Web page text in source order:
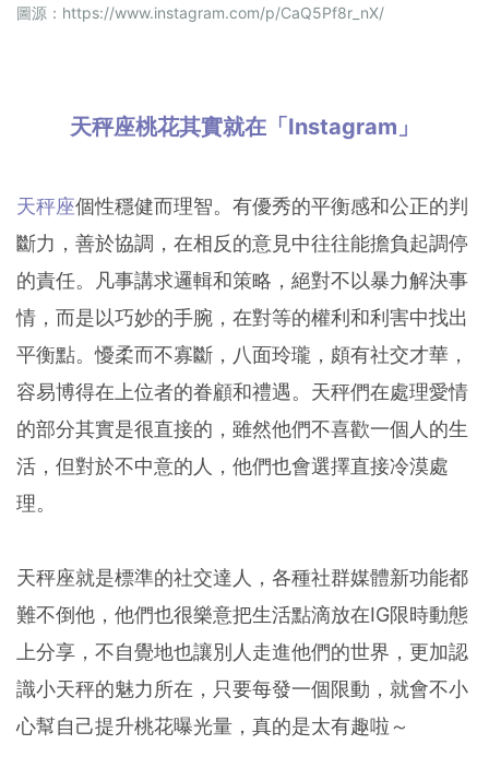
圖源： https://www.instagram.com/p/CaQ5Pf8r_nX/
天秤座桃花其實就在「Instagram」
天秤座個性穩健而理智。有優秀的平衡感和公正的判
斷力，善於協調，在相反的意見中往往能擔負起調停
的責任。凡事講求邏輯和策略，絕對不以暴力解決事
情，而是以巧妙的手腕，在對等的權利和利害中找出
平衡點。懮柔而不寡斷，八面玲瓏，頗有社交才華，
容易博得在上位者的眷顧和禮遇。天秤們在處理愛情
的部分其實是很直接的，雖然他們不喜歡一個人的生
活，但對於不中意的人，他們也會選擇直接冷漠處
理。
天秤座就是標準的社交達人，各種社群媒體新功能都
難不倒他，他們也很樂意把生活點滴放在IG限時動態
上分享，不自覺地也讓別人走進他們的世界，更加認
識小天秤的魅力所在，只要每發一個限動，就會不小
心幫自己提升桃花曝光量，真的是太有趣啦～